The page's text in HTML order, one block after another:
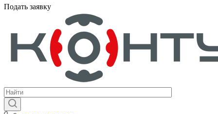
Подать заявку